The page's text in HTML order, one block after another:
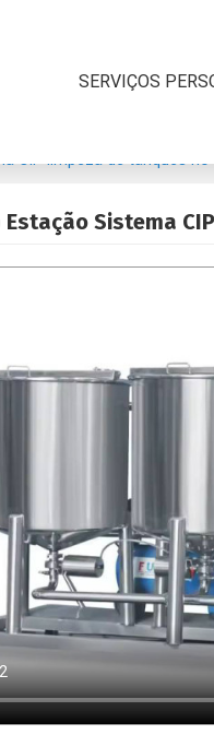
SERVIÇOS
CIP limpeza de tanques no
Sistema